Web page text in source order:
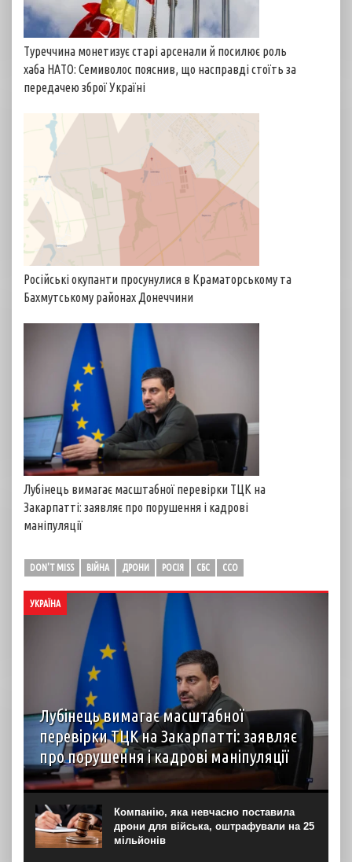
Туреччина монетизує старі арсенали й посилює роль
хаба НАТО: Семиволос пояснив, що насправді стоїть за
передачею зброї Україні
Російські окупанти просунулися в Краматорському та
Бахмутському районах Донеччини
Лубінець вимагає масштабної перевірки ТЦК на
Закарпатті: заявляє про порушення і кадрові
маніпуляції
DON'T MISS ВІЙНА ДРОНИ РОСІЯ СБС ССО
УКРАЇНА
Лубінець вимагає масштабної
перевірки ТЦК на Закарпатті: заявляє
про порушення і кадрові маніпуляції
Уповноважений Верховної Ради з питань захисту прав
людини Дмитро Лубінець вимагає масштабної перевірки
ОТЦК та СП на Закарпатті Про це омбудсман написав у
неділю, 9 серпня, у своєму телеграм-каналі....
Компанію, яка невчасно поставила
дрони для війська, оштрафували на 25
мільйонів